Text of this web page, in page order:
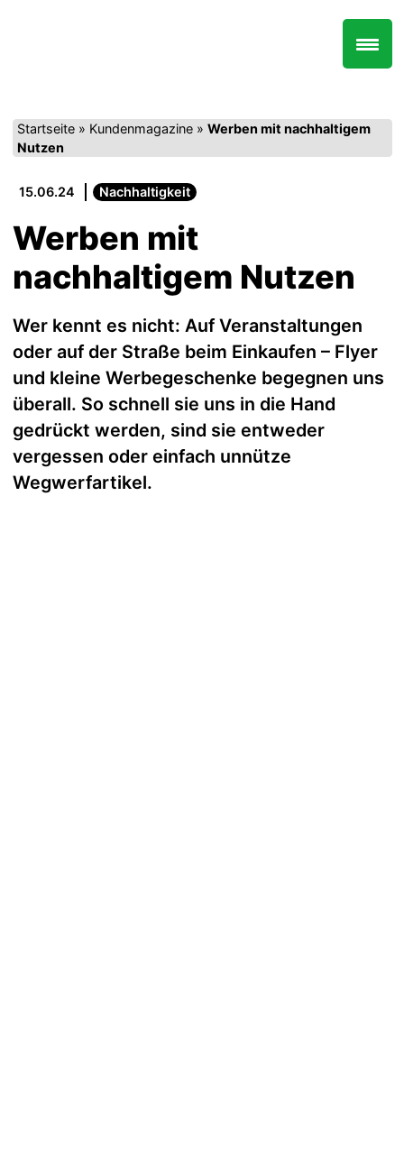
Startseite » Kundenmagazine »Werben mit nachhaltigem
Nutzen
15.06.24 Nachhaltigkeit
Werben mit
nachhaltigem Nutzen
Wer kennt es nicht: Auf Veranstaltungen
oder auf der Straße beim Einkaufen – Flyer
und kleine Werbegeschenke begegnen uns
überall. So schnell sie uns in die Hand
gedrückt werden, sind sie entweder
vergessen oder einfach unnütze
Wegwerfartikel.